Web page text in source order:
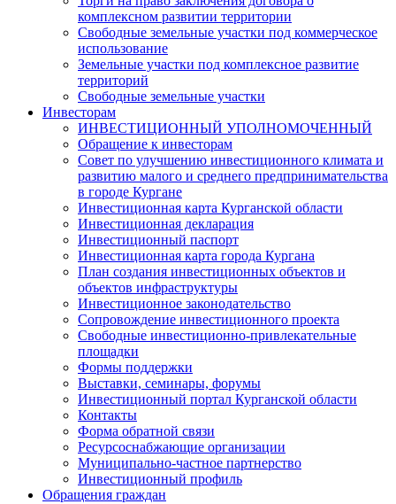
комплексном развитии территории
Свободные земельные участки под коммерческое
использование
Земельные участки под комплексное развитие
территорий
Свободные земельные участки
Инвесторам
ИНВЕСТИЦИОННЫЙ УПОЛНОМОЧЕННЫЙ
Обращение к инвесторам
Совет по улучшению инвестиционного климата и
развитию малого и среднего предпринимательства
в городе Кургане
Инвестиционная карта Курганской области
Инвестиционная декларация
Инвестиционный паспорт
Инвестиционная карта города Кургана
План создания инвестиционных объектов и
объектов инфраструктуры
Инвестиционное законодательство
Сопровождение инвестиционного проекта
Свободные инвестиционно-привлекательные
площадки
Формы поддержки
Выставки, семинары, форумы
Инвестиционный портал Курганской области
Контакты
Форма обратной связи
Ресурсоснабжающие организации
Муниципально-частное партнерство
Инвестиционный профиль
Обращения граждан